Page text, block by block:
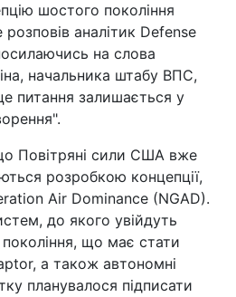
шостого покоління
аналітик Defense
на слова
начальника штабу ВПС,
питання залишається у
Повітряні сили США вже
розробкою концепції,
Air Dominance (NGAD).
до якого увійдуть
що має стати
а також автономні
планувалося підписати